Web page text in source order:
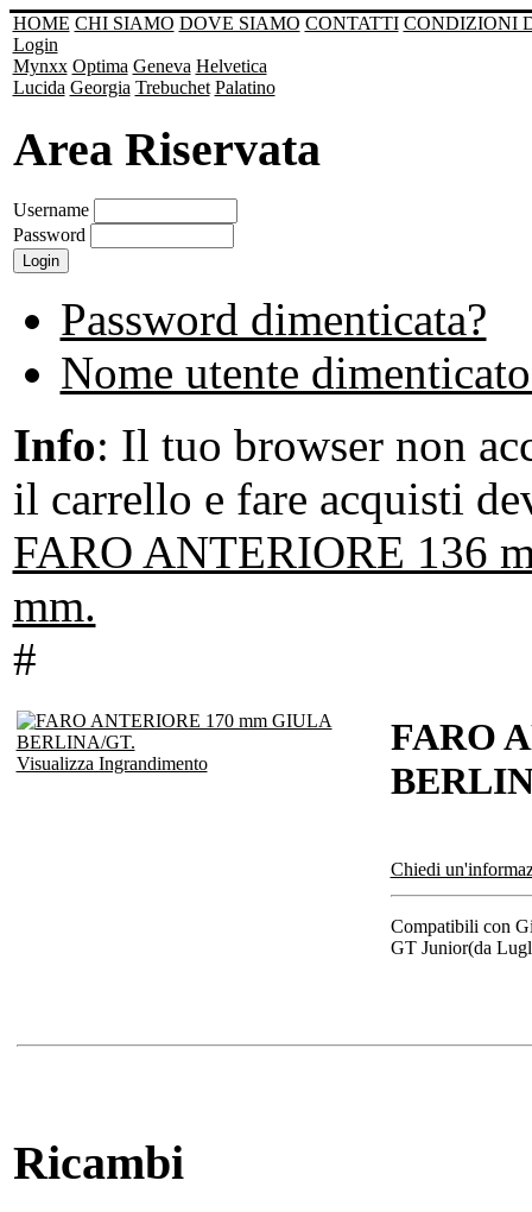
HOME CHI SIAMO DOVE SIAMO CONTATTI CONDIZIONI
Login
Mynxx Optima Geneva Helvetica
Lucida Georgia Trebuchet Palatino
Area Riservata
Username
Password
Password dimenticata?
Nome utente
Info: Il tuo browser non
il carrello e fare acquisti
FARO ANTERIORE 136
mm.
#
Visualizza Ingrandimento
FARO
Chiedi
Compatibili con
GT Junior(da
Ricambi